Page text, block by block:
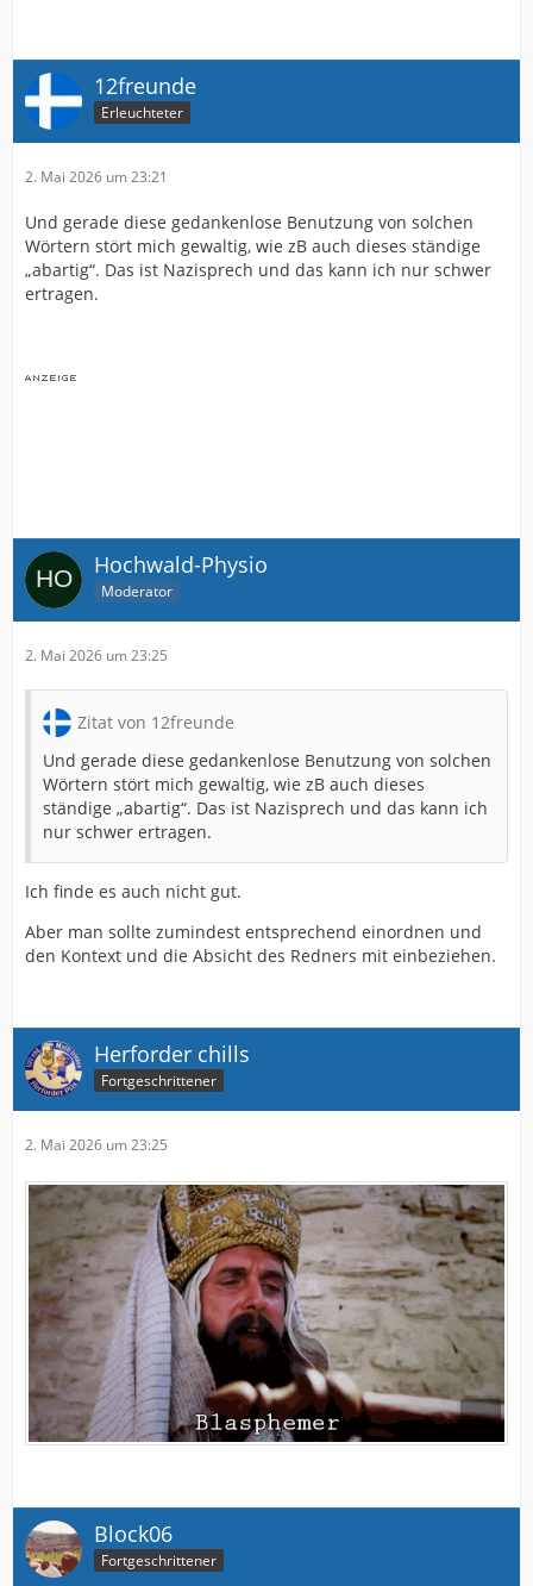
12freunde
Erleuchteter
2. Mai 2026 um 23:21
Und gerade diese gedankenlose Benutzung von solchen
Wörtern stört mich gewaltig, wie zB auch dieses ständige
„abartig“. Das ist Nazisprech und das kann ich nur schwer
ertragen.
Hochwald-Physio
Moderator
2. Mai 2026 um 23:25
Zitat von 12freunde
Und gerade diese gedankenlose Benutzung von solchen
Wörtern stört mich gewaltig, wie zB auch dieses
ständige „abartig“. Das ist Nazisprech und das kann ich
nur schwer ertragen.
Ich finde es auch nicht gut.
Aber man sollte zumindest entsprechend einordnen und
den Kontext und die Absicht des Redners mit einbeziehen.
Herforder chills
Fortgeschrittener
2. Mai 2026 um 23:25
Block06
Fortgeschrittener